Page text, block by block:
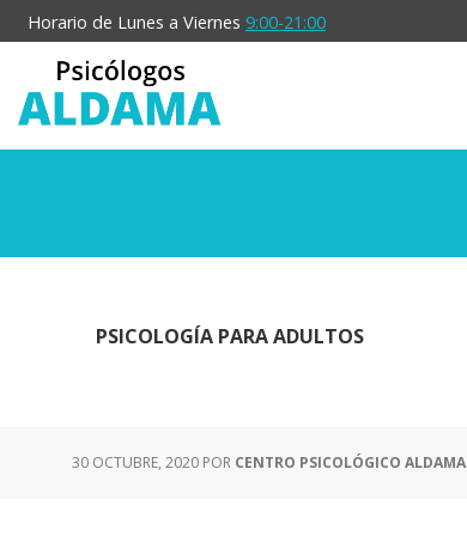
Saltar
al
contenido
principal
Saltar
a
barra
lateral
Horario de Lunes a Viernes 9:00-21:00
PSICOLOGÍA PARA ADULTOS
30 OCTUBRE, 2020 POR CENTRO PSICOLÓGICO ALDAMA